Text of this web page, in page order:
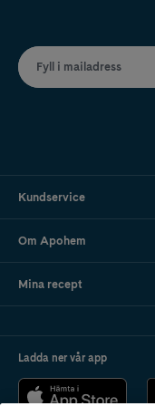
Fyll i mailadress
Kundservice
Om Apohem
Mina recept
Ladda ner vår app